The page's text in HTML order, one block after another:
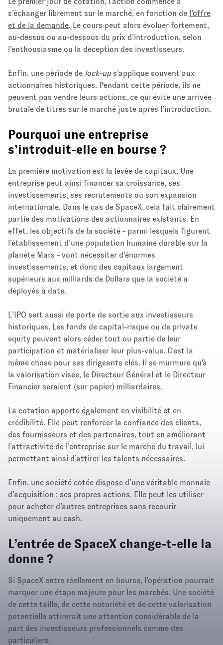
s’échanger librement sur le marché, en fonction de l’offre
et de la demande. Le cours peut alors évoluer fortement,
au-dessus ou au-dessous du prix d’introduction, selon
l’enthousiasme ou la déception des investisseurs.
Enfin, une période de lock-ups’applique souvent aux
actionnaires historiques. Pendant cette période, ils ne
peuvent pas vendre leurs actions, ce qui évite une arrivée
brutale de titres sur le marché juste après l’introduction.
Pourquoi une entreprise
s’introduit-elle en bourse ?
La première motivation est la levée de capitaux. Une
entreprise peut ainsi financer sa croissance, ses
investissements, ses recrutements ou son expansion
internationale. Dans le cas de SpaceX, cela fait clairement
partie des motivations des actionnaires existants. En
effet, les objectifs de la société - parmi lesquels figurent
l’établissement d’une population humaine durable sur la
planète Mars - vont nécessiter d’énormes
investissements, et donc des capitaux largement
supérieurs aux milliards de Dollars que la société a
déployés à date.
L’IPO sert aussi de porte de sortie aux investisseurs
historiques. Les fonds de capital-risque ou de private
equity peuvent alors céder tout ou partie de leur
participation et matérialiser leur plus-value. C'est la
même chose pour ses dirigeants clés. Il se murmure qu'à
la valorisation visée, le Directeur Général et le Directeur
Financier seraient (sur papier) milliardaires.
La cotation apporte également en visibilité et en
crédibilité. Elle peut renforcer la confiance des clients,
des fournisseurs et des partenaires, tout en améliorant
l’attractivité de l’entreprise sur le marché du travail, lui
permettant ainsi d’attirer les talents nécessaires.
Enfin, une société cotée dispose d’une véritable monnaie
d’acquisition : ses propres actions. Elle peut les utiliser
pour acheter d’autres entreprises sans recourir
uniquement au cash.
L’entrée de SpaceX change-t-elle la
donne ?
Si SpaceX entre réellement en bourse, l’opération pourrait
marquer une étape majeure pour les marchés. Une société
de cette taille, de cette notoriété et de cette valorisation
potentielle attirerait une attention considérable de la
part des investisseurs professionnels comme des
particuliers.